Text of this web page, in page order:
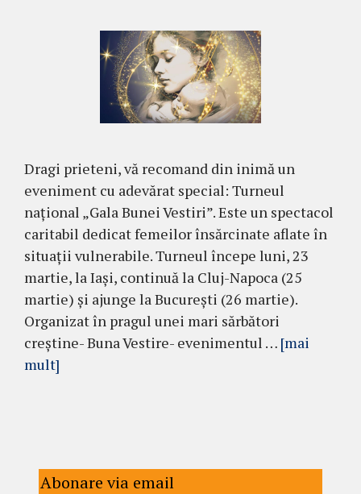
Dragi prieteni, vă recomand din inimă un
eveniment cu adevărat special: Turneul
național „Gala Bunei Vestiri”. Este un spectacol
caritabil dedicat femeilor însărcinate aflate în
situații vulnerabile. Turneul începe luni, 23
martie, la Iași, continuă la Cluj-Napoca (25
martie) și ajunge la București (26 martie).
Organizat în pragul unei mari sărbători
creștine- Buna Vestire- evenimentul … [mai
mult]
Abonare via email